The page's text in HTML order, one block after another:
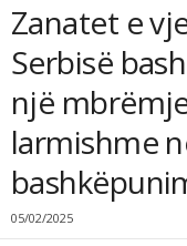
Zanatet e
Serbisë
një
larmishme
05/02/2025